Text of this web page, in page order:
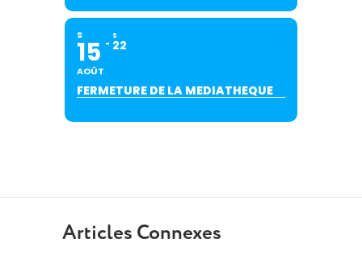
S
15
AOÛT
S
22
FERMETURE DE LA MEDIATHEQUE
Articles Connexes